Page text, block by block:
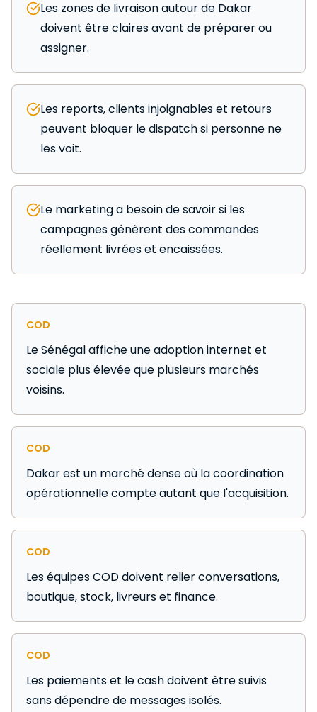
Les zones de livraison autour de Dakar
doivent être claires avant de préparer ou
assigner.
Les reports, clients injoignables et retours
peuvent bloquer le dispatch si personne ne
les voit.
Le marketing a besoin de savoir si les
campagnes génèrent des commandes
réellement livrées et encaissées.
COD
Le Sénégal affiche une adoption internet et
sociale plus élevée que plusieurs marchés
voisins.
COD
Dakar est un marché dense où la coordination
opérationnelle compte autant que l'acquisition.
COD
Les équipes COD doivent relier conversations,
boutique, stock, livreurs et finance.
COD
Les paiements et le cash doivent être suivis
sans dépendre de messages isolés.